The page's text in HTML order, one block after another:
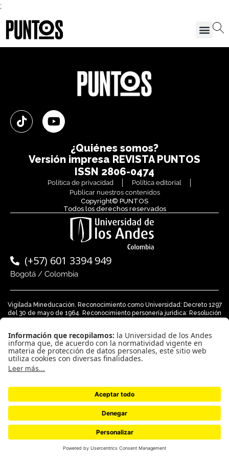
;
¿Quiénes somos?
Versión impresa REVISTA PUNTOS
ISSN 2806-0474
Política de privacidad
Política editorial
Publicar nuestros contenidos
Copyright© PUNTOS
Todos los derechos reservados
(+57) 601 3394 949
Bogotá / Colombia
Vigilada Mineducación. Reconocimiento como Universidad: Decreto 1297
del 30 de mayo de 1964. Reconocimiento personería jurídica: Resolución